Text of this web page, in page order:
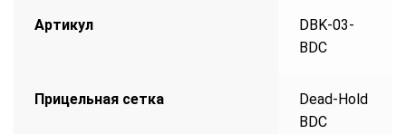
Артикул
DBK-03-
BDC
Прицельная сетка
Dead-Hold
BDC